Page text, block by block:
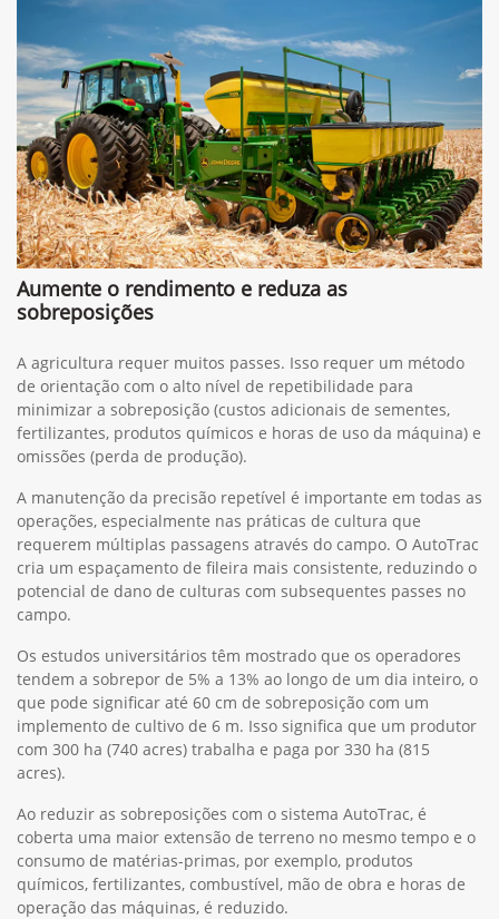
Aumente o rendimento e reduza as
sobreposições
A agricultura requer muitos passes. Isso requer um método
de orientação com o alto nível de repetibilidade para
minimizar a sobreposição (custos adicionais de sementes,
fertilizantes, produtos químicos e horas de uso da máquina) e
omissões (perda de produção).
A manutenção da precisão repetível é importante em todas as
operações, especialmente nas práticas de cultura que
requerem múltiplas passagens através do campo. O AutoTrac
cria um espaçamento de fileira mais consistente, reduzindo o
potencial de dano de culturas com subsequentes passes no
campo.
Os estudos universitários têm mostrado que os operadores
tendem a sobrepor de 5% a 13% ao longo de um dia inteiro, o
que pode significar até 60 cm de sobreposição com um
implemento de cultivo de 6 m. Isso significa que um produtor
com 300 ha (740 acres) trabalha e paga por 330 ha (815
acres).
Ao reduzir as sobreposições com o sistema AutoTrac, é
coberta uma maior extensão de terreno no mesmo tempo e o
consumo de matérias-primas, por exemplo, produtos
químicos, fertilizantes, combustível, mão de obra e horas de
operação das máquinas, é reduzido.